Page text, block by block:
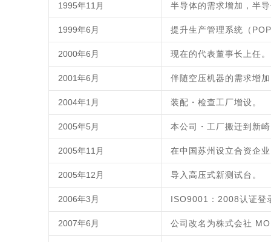
1995年11月 半导体的需求增加，半
1999年6月 提升生产管理系统（
2000年6月 现在的代表董事长上任。
2001年6月 伴随空压机器的需求增
2004年1月 装配・检查工厂增设。
2005年5月 本公司・工厂搬迁到新
2005年11月 在中国苏州设立合资企
2005年12月 导入高压式新测试台。
2006年3月 ISO9001：2008认证登
2007年6月 公司改名为株式会社